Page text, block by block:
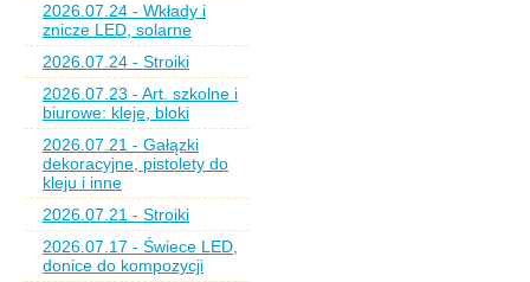
2026.07.24 - Wkłady i
znicze LED, solarne
2026.07.24 - Stroiki
2026.07.23 - Art. szkolne i
biurowe: kleje, bloki
2026.07.21 - Gałązki
dekoracyjne, pistolety do
kleju i inne
2026.07.21 - Stroiki
2026.07.17 - Świece LED,
donice do kompozycji